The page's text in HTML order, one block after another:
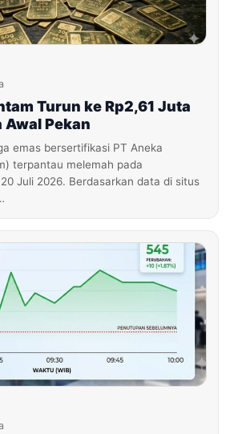
Turun ke Rp2,61 Juta
Awal Pekan
emas bersertifikasi PT Aneka
terpantau melemah pada
Juli 2026. Berdasarkan data di situs